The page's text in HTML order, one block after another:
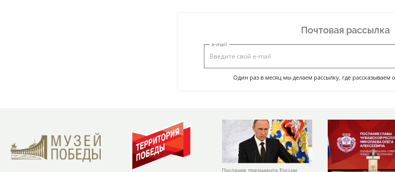
Почтовая рассылка
e-mail
Один раз в месяц мы делаем рассылку, где
Послание президента России